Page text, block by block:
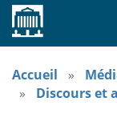
Accueil
Discours et